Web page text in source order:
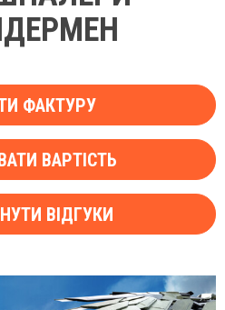
ФАКТУРУ
ВАРТІСТЬ
ВІДГУКИ